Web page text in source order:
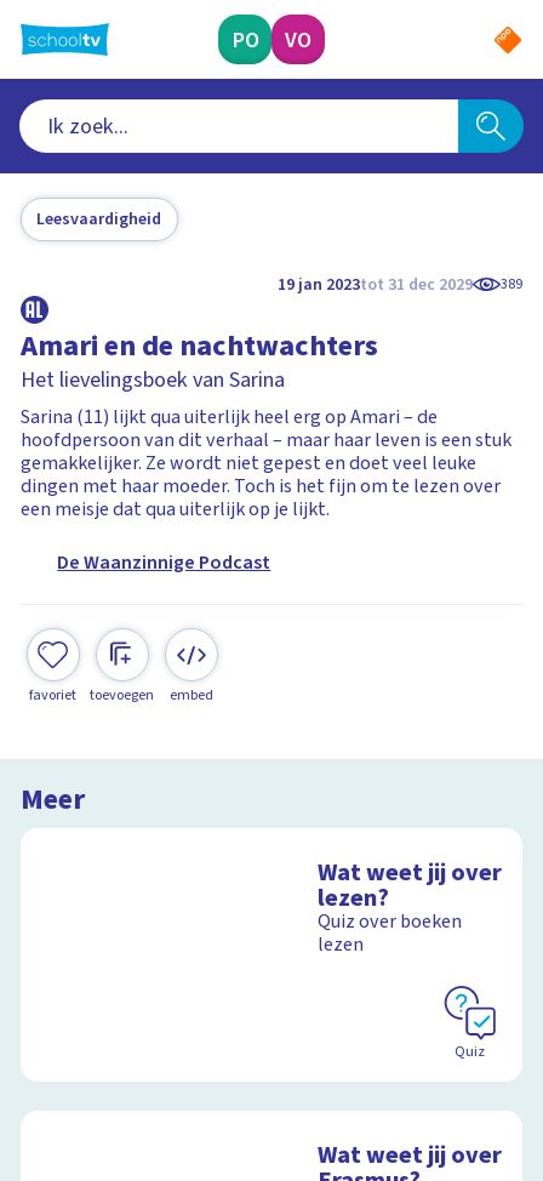
naar
hoofdinhoud
PO VO
Leesvaardigheid
19 jan 2023tot 31 dec 2029 389
Amari en de nachtwachters
Het lievelingsboek van Sarina
Sarina (11) lijkt qua uiterlijk heel erg op Amari – de
hoofdpersoon van dit verhaal – maar haar leven is een stuk
gemakkelijker. Ze wordt niet gepest en doet veel leuke
dingen met haar moeder. Toch is het fijn om te lezen over
een meisje dat qua uiterlijk op je lijkt.
De Waanzinnige Podcast
favoriet toevoegen embed
Meer
Wat weet jij over
lezen?
Quiz over boeken
lezen
Quiz
Wat weet jij over